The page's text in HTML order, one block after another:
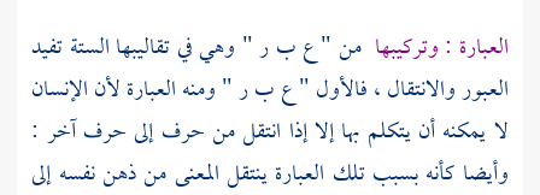
العبارة : وتركيبها من " ع ب ر " وهي في تقاليبها الستة تفيد
العبور والانتقال ، فالأول " ع ب ر " ومنه العبارة لأن الإنسان
لا يمكنه أن يتكلم بها إلا إذا انتقل من حرف إلى حرف آخر :
وأيضا كأنه بسبب تلك العبارة ينتقل المعنى من ذهن نفسه إلى